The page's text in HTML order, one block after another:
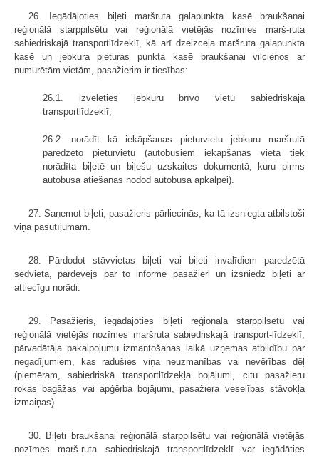
26. Iegādājoties biļeti maršruta galapunkta kasē braukšanai
reģionālā starppilsētu vai reģionālā vietējās nozīmes marš-ruta
sabiedriskajā transportlīdzeklī, kā arī dzelzceļa maršruta galapunkta
kasē un jebkura pieturas punkta kasē braukšanai vilcienos ar
numurētām vietām, pasažierim ir tiesības:
26.1. izvēlēties jebkuru brīvo vietu sabiedriskajā
transportlīdzeklī;
26.2. norādīt kā iekāpšanas pieturvietu jebkuru maršrutā
paredzēto pieturvietu (autobusiem iekāpšanas vieta tiek
norādīta biļetē un biļešu uzskaites dokumentā, kuru pirms
autobusa atiešanas nodod autobusa apkalpei).
27. Saņemot biļeti, pasažieris pārliecinās, ka tā izsniegta atbilstoši
viņa pasūtījumam.
28. Pārdodot stāvvietas biļeti vai biļeti invalīdiem paredzētā
sēdvietā, pārdevējs par to informē pasažieri un izsniedz biļeti ar
attiecīgu norādi.
29. Pasažieris, iegādājoties biļeti reģionālā starppilsētu vai
reģionālā vietējās nozīmes maršruta sabiedriskajā transport-līdzeklī,
pārvadātāja pakalpojumu izmantošanas laikā uzņemas atbildību par
negadījumiem, kas radušies viņa neuzmanības vai nevērības dēļ
(piemēram, sabiedriskā transport­līdzekļa bojājumi, citu pasažieru
rokas bagāžas vai apģērba bojājumi, pasažiera veselības stāvokļa
izmaiņas).
30. Biļeti braukšanai reģionālā starppilsētu vai reģionālā vietējās
nozīmes marš-ruta sabiedriskajā transportlīdzeklī var iegādāties